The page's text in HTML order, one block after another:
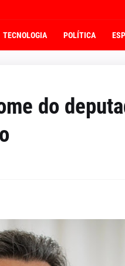
TECNOLOGIA POLÍTICA
do